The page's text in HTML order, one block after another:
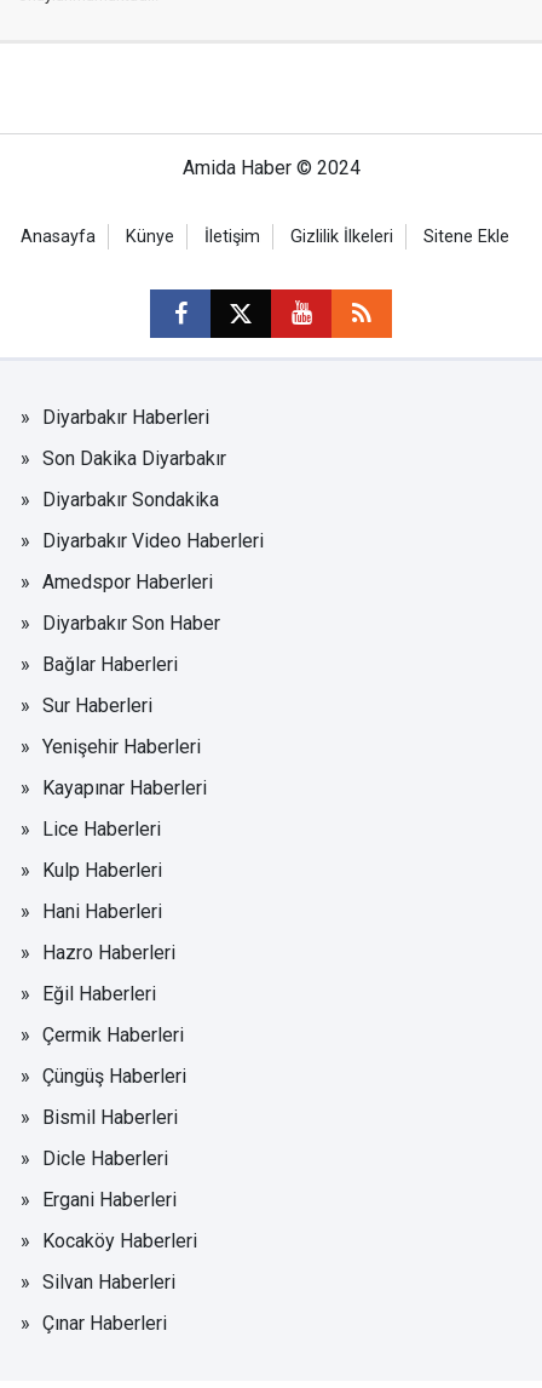
Amida Haber © 2024
Anasayfa Künye İletişim Gizlilik İlkeleri Sitene Ekle
Diyarbakır Haberleri
Son Dakika Diyarbakır
Diyarbakır Sondakika
Diyarbakır Video Haberleri
Amedspor Haberleri
Diyarbakır Son Haber
Bağlar Haberleri
Sur Haberleri
Yenişehir Haberleri
Kayapınar Haberleri
Lice Haberleri
Kulp Haberleri
Hani Haberleri
Hazro Haberleri
Eğil Haberleri
Çermik Haberleri
Çüngüş Haberleri
Bismil Haberleri
Dicle Haberleri
Ergani Haberleri
Kocaköy Haberleri
Silvan Haberleri
Çınar Haberleri